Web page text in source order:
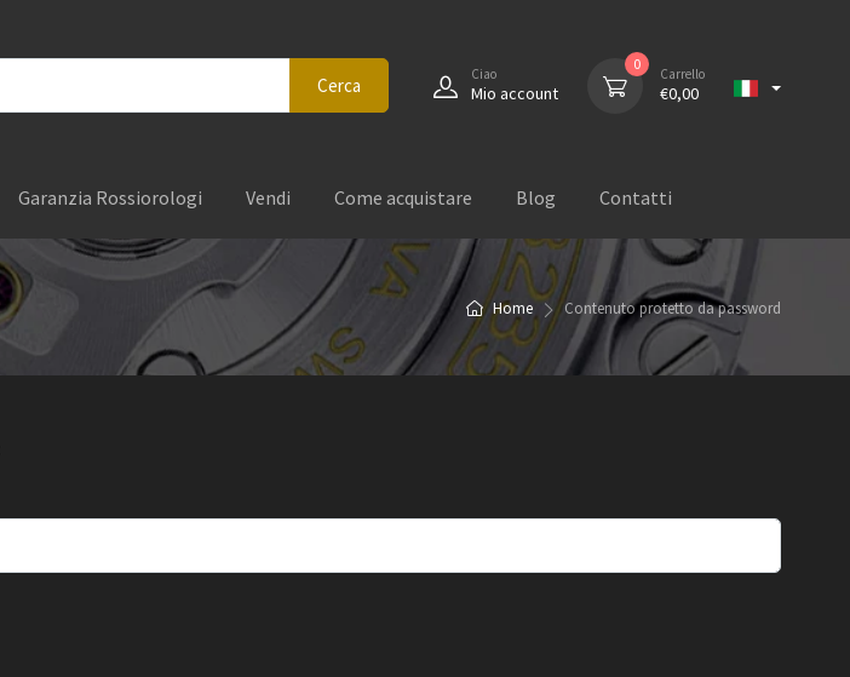
Cerca Ciao
Mio account
0
Carrello
€0,00
Garanzia Rossiorologi Vendi Come acquistare Blog Contatti
Home Contenuto protetto da password